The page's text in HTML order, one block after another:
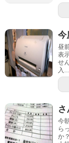
今
昼
表
せ
入...
さ
今
ら
か